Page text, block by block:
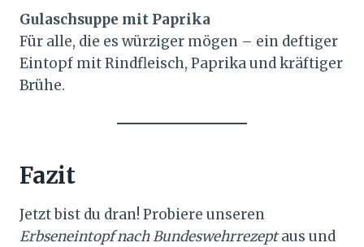
Gulaschsuppe mit Paprika
Für alle, die es würziger mögen – ein deftiger
Eintopf mit Rindfleisch, Paprika und kräftiger
Brühe.
Fazit
Jetzt bist du dran! Probiere unseren
Erbseneintopf nach Bundeswehrrezeptaus und